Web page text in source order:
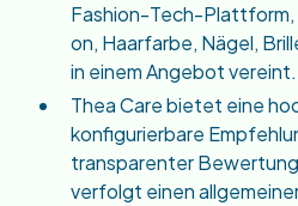
Fashion-Tech-
on, Haarfarbe, Nägel,
in einem Angebot vereint.
Thea Care bietet eine
konfigurierbare
transparenter
verfolgt einen